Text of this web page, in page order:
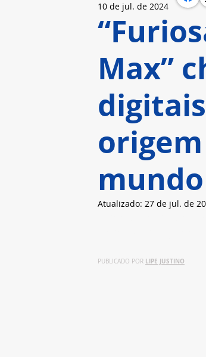
Max”
10 de jul. de 2024
Atualizado: 27 de jul. de
PUBLICADO POR LIPE JUSTINO